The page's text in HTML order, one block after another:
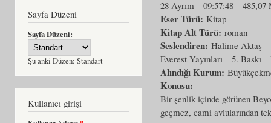
Sayfa Düzeni
Sayfa Düzeni:
Şu anki Düzen: Standart
Kullanıcı girişi
28 Ayrım
09:57:48 485,07
Eser Türü: Kitap
Kitap Alt Türü: roman
Seslendiren: Halime Aktaş
Everest Yayınları
5. Baskı
Alındığı Kurum:
Konusu:
Bir şenlik içinde görünen
geçmez, cami avlularından